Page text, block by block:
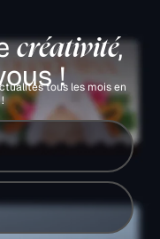
créativité,
!
tous les mois en